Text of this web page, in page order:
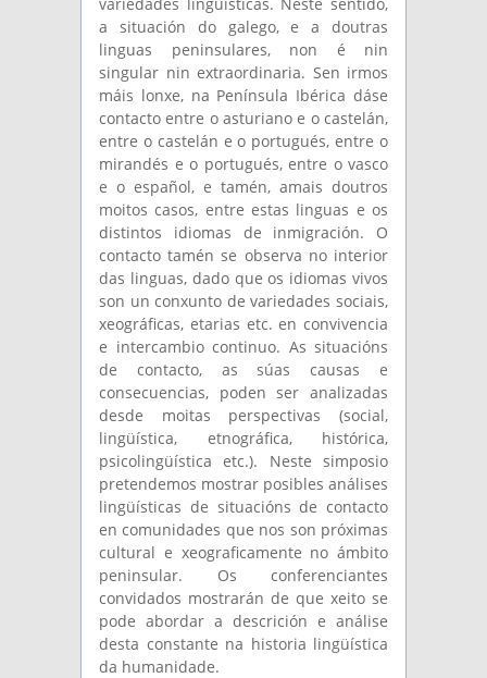
a situación do galego, e a doutras
linguas peninsulares, non é nin
singular nin extraordinaria. Sen irmos
máis lonxe, na Península Ibérica dáse
contacto entre o asturiano e o castelán,
entre o castelán e o portugués, entre o
mirandés e o portugués, entre o vasco
e o español, e tamén, amais doutros
moitos casos, entre estas linguas e os
distintos idiomas de inmigración. O
contacto tamén se observa no interior
das linguas, dado que os idiomas vivos
son un conxunto de variedades sociais,
xeográficas, etarias etc. en convivencia
e intercambio continuo. As situacións
de contacto, as súas causas e
consecuencias, poden ser analizadas
desde moitas perspectivas (social,
lingüística, etnográfica, histórica,
psicolingüística etc.). Neste simposio
pretendemos mostrar posibles análises
lingüísticas de situacións de contacto
en comunidades que nos son próximas
cultural e xeograficamente no ámbito
peninsular. Os conferenciantes
convidados mostrarán de que xeito se
pode abordar a descrición e análise
desta constante na historia lingüística
da humanidade.